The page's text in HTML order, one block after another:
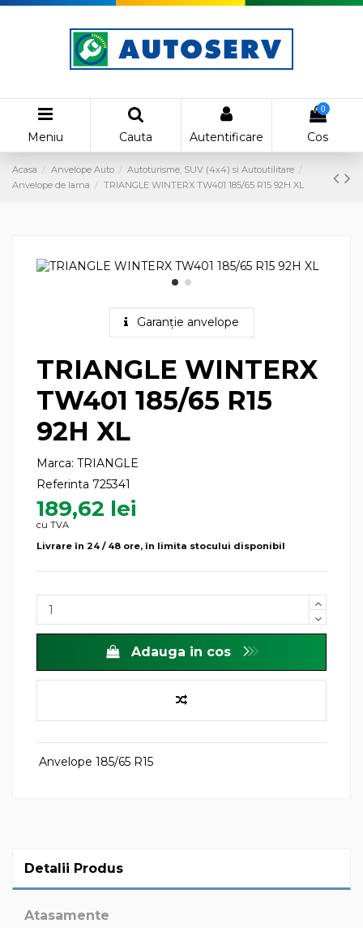
Meniu Cauta Autentificare
0
Cos
Acasa Anvelope Auto
Autoturisme, SUV (4x4) si Autoutilitare
Anvelope de Iarna
TRIANGLE WINTERX TW401 185/65 R15 92H XL
Garanție anvelope
TRIANGLE WINTERX
TW401 185/65 R15
92H XL
Marca: TRIANGLE
Referinta 725341
189,62 lei
cu TVA
Livrare în 24 / 48 ore, în limita stocului disponibil
Adauga in cos
Anvelope 185/65 R15
Detalii Produs
Atasamente